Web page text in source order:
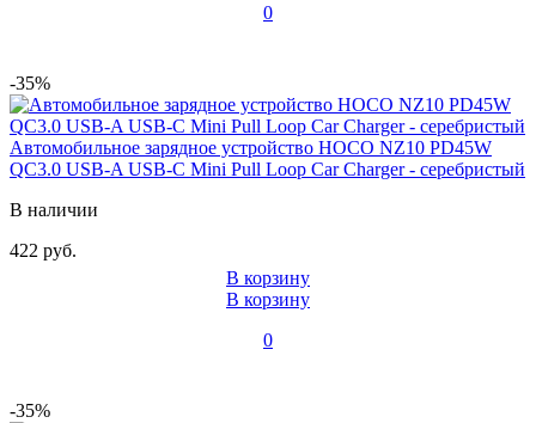
0
-35%
Автомобильное зарядное устройство HOCO NZ10 PD45W
QC3.0 USB-A USB-C Mini Pull Loop Car Charger - серебристый
В наличии
422 руб.
В корзину
В корзину
0
-35%